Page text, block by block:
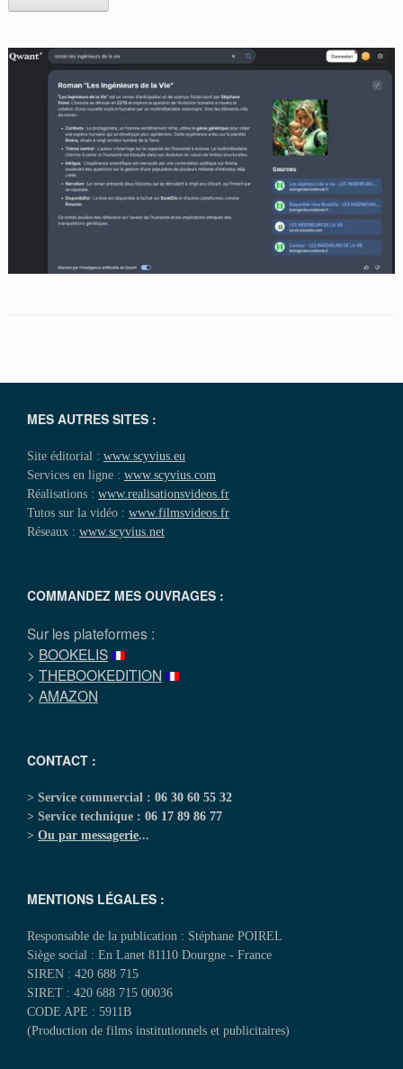
MES AUTRES SITES :
Site éditorial : www.scyvius.eu
Services en ligne : www.scyvius.com
Réalisations : www.realisationsvideos.fr
Tutos sur la vidéo : www.filmsvideos.fr
Réseaux : www.scyvius.net
COMMANDEZ MES OUVRAGES :
Sur les plateformes :
> BOOKELIS
> THEBOOKEDITION
> AMAZON
CONTACT :
> Service commercial : 06 30 60 55 32
> Service technique : 06 17 89 86 77
> Ou par messagerie...
MENTIONS LÉGALES :
Responsable de la publication : Stéphane POIREL
Siège social : En Lanet 81110 Dourgne - France
SIREN : 420 688 715
SIRET : 420 688 715 00036
CODE APE : 5911B
(Production de films institutionnels et publicitaires)